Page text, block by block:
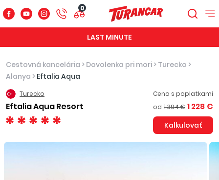
0
LAST MINUTE
Cestovná kancelária > Dovolenka pri mori > Turecko >
Alanya > Eftalia Aqua
Turecko
Eftalia Aqua Resort
Cena s poplatkami
od 1 394 € 1 228 €
Kalkulovať